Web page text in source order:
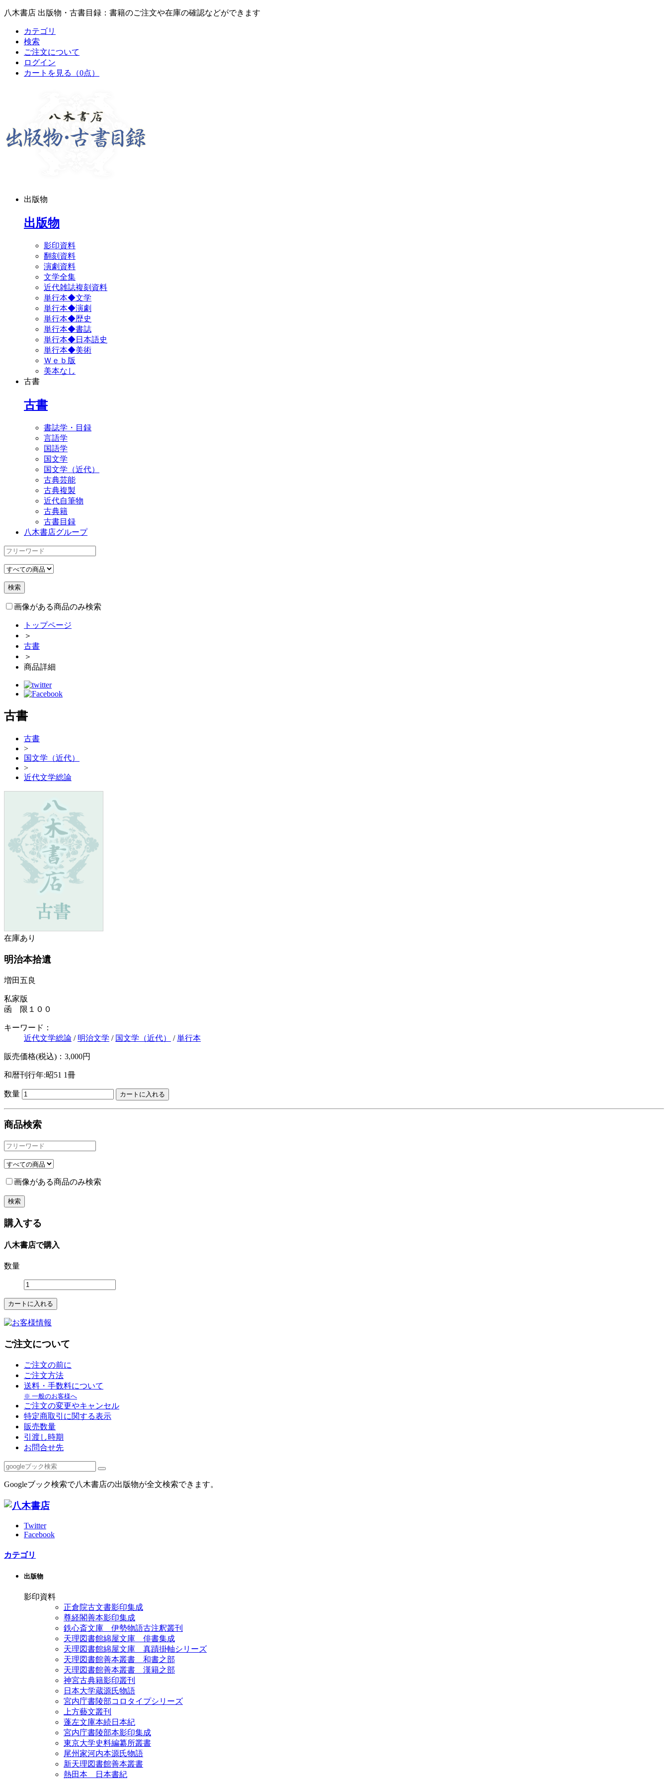
八木書店 出版物・古書目録：書籍のご注文や在庫の確認などができます
カテゴリ
検索
ご注文について
ログイン
カートを見る
（0点）
出版物
出版物
影印資料
翻刻資料
演劇資料
文学全集
近代雑誌複刻資料
単行本◆文学
単行本◆演劇
単行本◆歴史
単行本◆書誌
単行本◆日本語史
単行本◆美術
Ｗｅｂ版
美本なし
古書
古書
書誌学・目録
言語学
国語学
国文学
国文学（近代）
古典芸能
古典複製
近代自筆物
古典籍
古書目録
八木書店グループ
画像がある商品のみ検索
トップページ
＞
古書
＞
商品詳細
古書
古書
>
国文学（近代）
>
近代文学総論
在庫あり
明治本拾遺
増田五良
私家版
函 限１００
キーワード：
近代文学総論 / 明治文学 / 国文学（近代） /単行本
販売価格(税込)：3,000円
和暦刊行年:昭51 1冊
数量
商品検索
画像がある商品のみ検索
購入する
八木書店で購入
数量
ご注文について
ご注文の前に
ご注文方法
送料・手数料について
※ 一般のお客様へ
ご注文の変更やキャンセル
特定商取引に関する表示
販売数量
引渡し時期
お問合せ先
Googleブック検索で八木書店の出版物が全文検索できます。
Twitter
Facebook
カテゴリ
出版物
影印資料
正倉院古文書影印集成
尊経閣善本影印集成
鉄心斎文庫 伊勢物語古注釈叢刊
天理図書館綿屋文庫 俳書集成
天理図書館綿屋文庫 真蹟掛軸シリーズ
天理図書館善本叢書 和書之部
天理図書館善本叢書 漢籍之部
神宮古典籍影印叢刊
日本大学蔵源氏物語
宮内庁書陵部コロタイプシリーズ
上方藝文叢刊
蓬左文庫本続日本紀
宮内庁書陵部本影印集成
東京大学史料編纂所叢書
尾州家河内本源氏物語
新天理図書館善本叢書
熱田本 日本書紀